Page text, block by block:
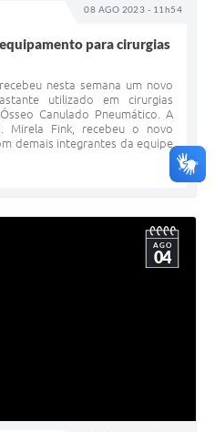
08 AGO 2023 - 11h54
para cirurgias
nesta semana um novo
utilizado em cirurgias
Canulado Pneumático. A
Mirela Fink, recebeu o novo
demais integrantes da equipe
AGO
04